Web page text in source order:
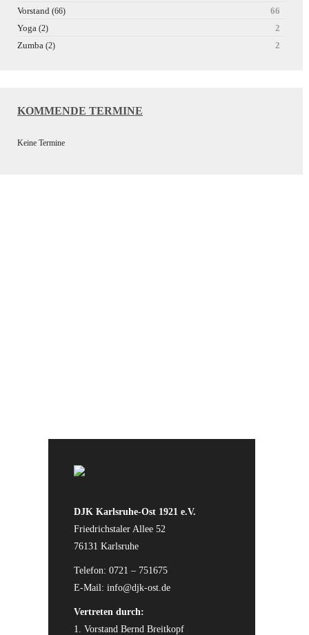
Vorstand (66)
66
Yoga (2)
2
Zumba (2) 2
KOMMENDE TERMINE
Keine Termine
DJK Karlsruhe-Ost 1921 e.V.
Friedrichstaler Allee 52
76131 Karlsruhe
Telefon: 0721 – 751675
E-Mail: info@djk-ost.de
Vertreten durch:
1. Vorstand Bernd Breitkopf